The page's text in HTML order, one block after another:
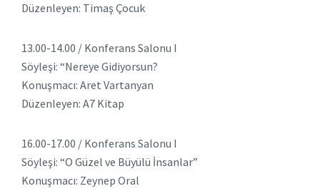
Düzenleyen: Timaş Çocuk
13.00-14.00 / Konferans Salonu I
Söyleşi: “Nereye Gidiyorsun?
Konuşmacı: Aret Vartanyan
Düzenleyen: A7 Kitap
16.00-17.00 / Konferans Salonu I
Söyleşi: “O Güzel ve Büyülü İnsanlar”
Konuşmacı: Zeynep Oral